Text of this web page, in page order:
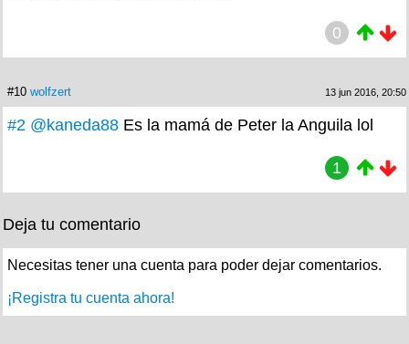
0
#10 wolfzert 13 jun 2016, 20:50
#2 @kaneda88 Es la mamá de Peter la Anguila lol
1
Deja tu comentario
Necesitas tener una cuenta para poder dejar comentarios.
¡Registra tu cuenta ahora!